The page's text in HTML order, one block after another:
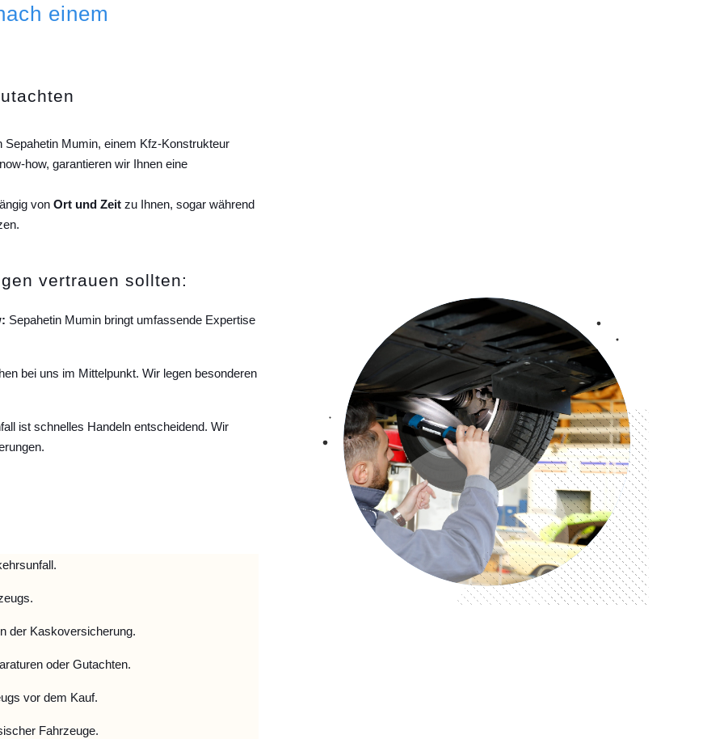
einem
Sepahetin Mumin, einem Kfz-Konstrukteur
how, garantieren wir Ihnen eine
von Ort und Zeit zu Ihnen, sogar während
vertrauen sollten:
Sepahetin Mumin bringt umfassende Expertise
bei uns im Mittelpunkt. Wir legen besonderen
ist schnelles Handeln entscheidend. Wir
der Kaskoversicherung.
oder Gutachten.
vor dem Kauf.
Fahrzeuge.